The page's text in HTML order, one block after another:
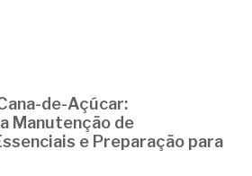
de-Açúcar:
Manutenção de
e Preparação para